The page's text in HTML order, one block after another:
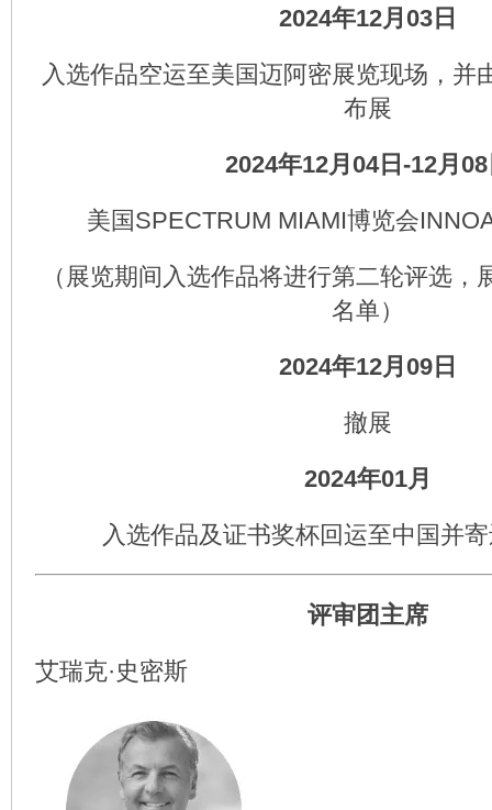
2024年12月03日
入选作品空运至美国迈阿密展览现场，并
布展
2024年12月04日-12月
美国SPECTRUM MIAMI博览会
（展览期间入选作品将进行第二轮评选，
名单）
2024年12月09日
撤展
2024年01月
入选作品及证书奖杯回运至中国并
评审团主席
艾瑞克·史密斯